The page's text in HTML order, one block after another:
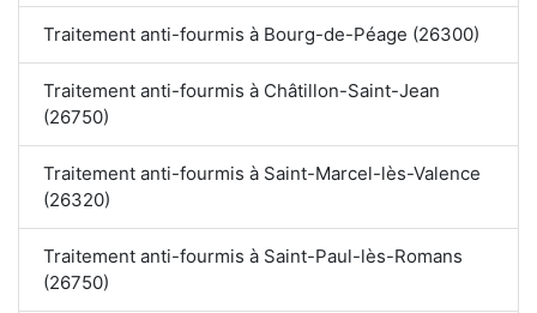
Traitement anti-fourmis à Bourg-de-Péage (26300)
Traitement anti-fourmis à Châtillon-Saint-Jean
(26750)
Traitement anti-fourmis à Saint-Marcel-lès-Valence
(26320)
Traitement anti-fourmis à Saint-Paul-lès-Romans
(26750)